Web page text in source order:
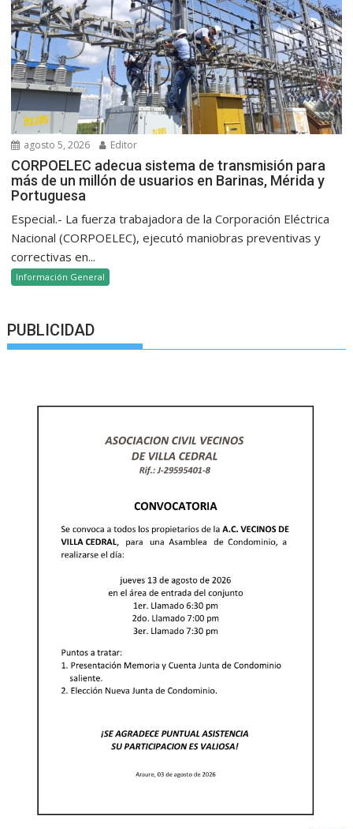
agosto 5, 2026 Editor
CORPOELEC adecua sistema de transmisión para
más de un millón de usuarios en Barinas, Mérida y
Portuguesa
Especial.- La fuerza trabajadora de la Corporación Eléctrica
Nacional (CORPOELEC), ejecutó maniobras preventivas y
correctivas en...
Información General
PUBLICIDAD